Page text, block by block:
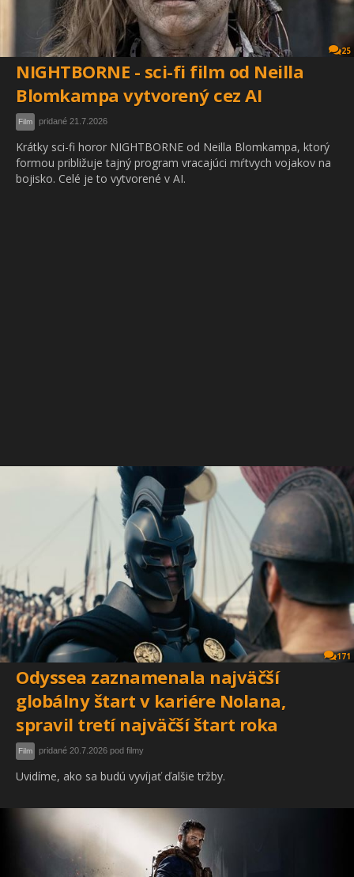
25
NIGHTBORNE - sci-fi film od Neilla
Blomkampa vytvorený cez AI
Film pridané 21.7.2026
Krátky sci-fi horor NIGHTBORNE od Neilla Blomkampa, ktorý
formou približuje tajný program vracajúci mŕtvych vojakov na
bojisko. Celé je to vytvorené v AI.
171
Odyssea zaznamenala najväčší
globálny štart v kariére Nolana,
spravil tretí najväčší štart roka
Film pridané 20.7.2026 pod filmy
Uvidíme, ako sa budú vyvíjať ďalšie tržby.